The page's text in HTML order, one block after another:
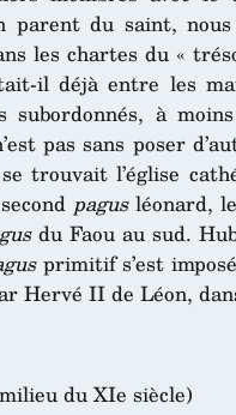
parent du saint,
les chartes du «
il déjà entre les
à
pas sans poser
trouvait l’église
pagusléonard,
du Faou au sud.
primitif s’est
Hervé II de Léon,
du XIe siècle)